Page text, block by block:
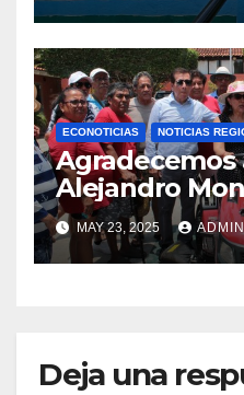
Puerto
ECONOTICIAS NOTICIAS
Alejandro
Velázquez la
tractor nuevo
pasto del CIP
MAY 23, 2025 ADMIN
Deja una